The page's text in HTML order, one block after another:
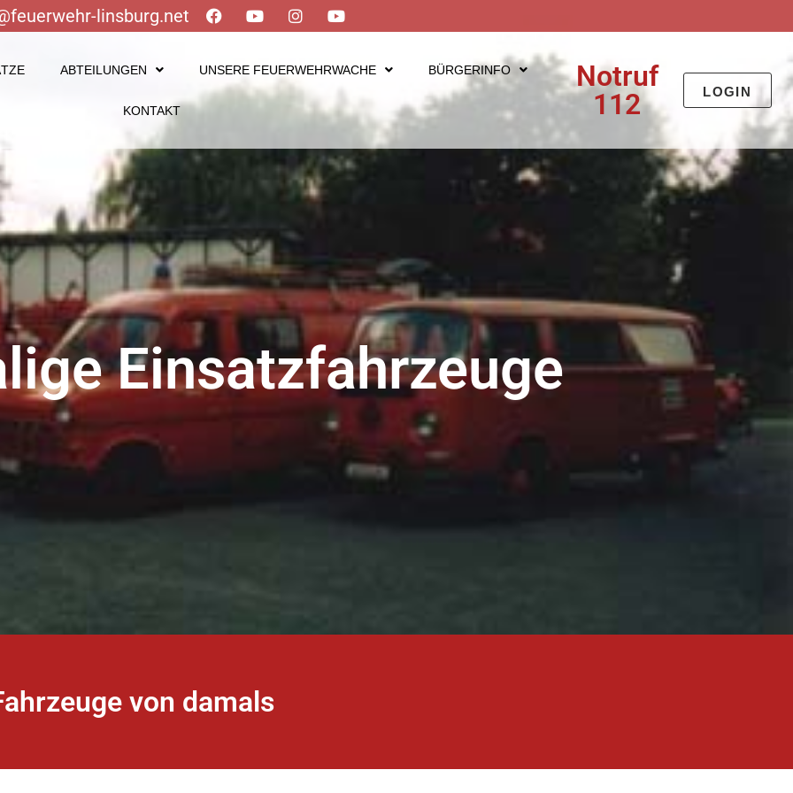
linsburg.net
ABTEILUNGEN UNSERE FEUERWEHRWACHE BÜRGERINFO
KONTAKT
Notruf
112
LOGIN
Einsatz­fahrzeuge
von damals